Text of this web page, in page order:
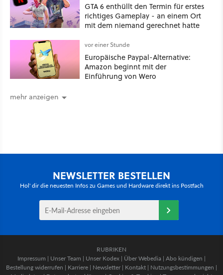
GTA 6 enthüllt den Termin für erstes
richtiges Gameplay - an einem Ort
mit dem niemand gerechnet hatte
vor einer Stunde
Europäische Paypal-Alternative:
Amazon beginnt mit der
Einführung von Wero
mehr anzeigen
NEWSLETTER BESTELLEN
Hol' dir die neuesten Infos zu Games und Hardware direkt ins Postfach
RUBRIKEN
Impressum | Unser Team | Unser Kodex | Über Webedia | Abo kündigen |
Bestellung widerrufen | Karriere | Newsletter | Kontakt | Nutzungsbestimmungen |